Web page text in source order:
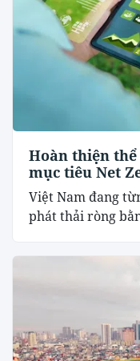
Hoàn thiện
mục tiêu Net
Việt Nam đang
phát thải ròng